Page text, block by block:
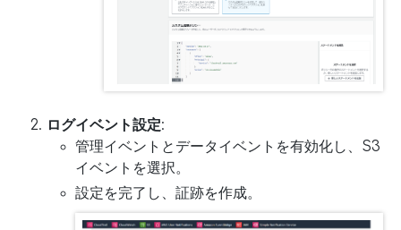
ログイベント設定:
管理イベントとデータイベントを有効化し、S3
イベントを選択。
設定を完了し、証跡を作成。